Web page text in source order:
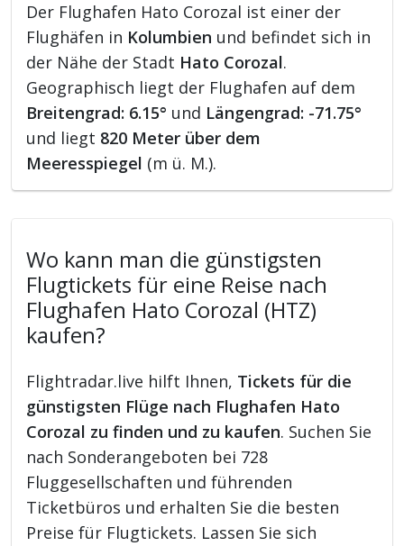
Der Flughafen Hato Corozal ist einer der
Flughäfen in Kolumbien und befindet sich in
der Nähe der Stadt Hato Corozal.
Geographisch liegt der Flughafen auf dem
Breitengrad: 6.15° und Längengrad: -71.75°
und liegt 820 Meter über dem
Meeresspiegel (m ü. M.).
Wo kann man die günstigsten
Flugtickets für eine Reise nach
Flughafen Hato Corozal (HTZ)
kaufen?
Flightradar.live hilft Ihnen, Tickets für die
günstigsten Flüge nach Flughafen Hato
Corozal zu finden und zu kaufen. Suchen Sie
nach Sonderangeboten bei 728
Fluggesellschaften und führenden
Ticketbüros und erhalten Sie die besten
Preise für Flugtickets. Lassen Sie sich